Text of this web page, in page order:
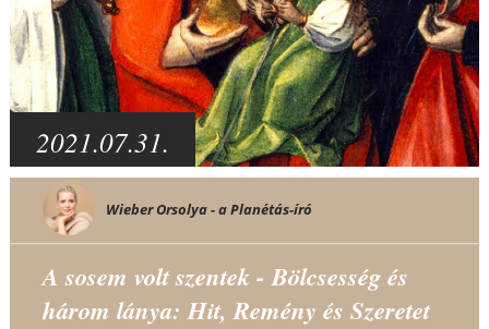
2021.07.31.
Wieber Orsolya - a Planétás-író
A sosem volt szentek - Bölcsesség és
három lánya: Hit, Remény és Szeretet